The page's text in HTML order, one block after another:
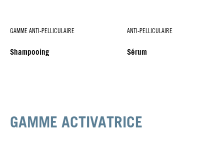
GAMME ANTI-PELLICULAIRE
Shampooing
ANTI-PELLICULAIRE
Sérum
GAMME ACTIVATRICE